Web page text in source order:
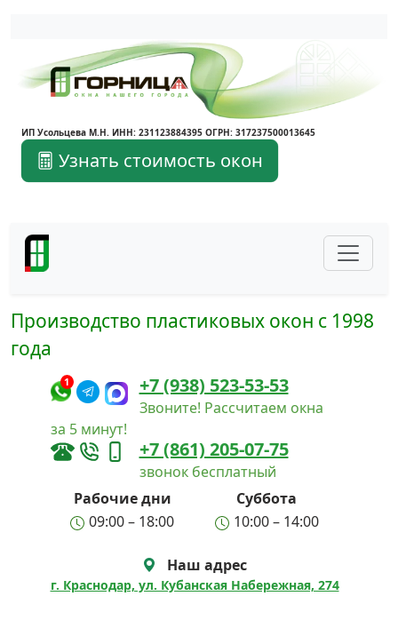
Написать в Max
Написать в Telegram
ИП Усольцева М.Н. ИНН: 231123884395 ОГРН: 317237500013645
Узнать стоимость окон
Производство пластиковых окон с 1998
года
1 +7 (938) 523-53-53
Звоните! Рассчитаем окна
за 5 минут!
+7 (861) 205-07-75
звонок бесплатный
Рабочие дни
Суббота
09:00 – 18:00
10:00 – 14:00
Наш адрес
г. Краснодар, ул. Кубанская Набережная, 274